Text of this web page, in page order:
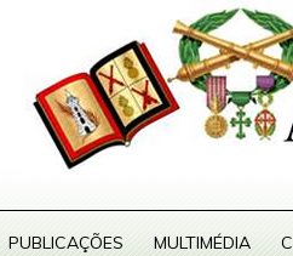
PUBLICAÇÕES MULTIMÉDIA